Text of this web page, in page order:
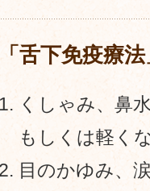
「舌下免疫療
くしゃみ、鼻
もしくは軽く
目のかゆみ、